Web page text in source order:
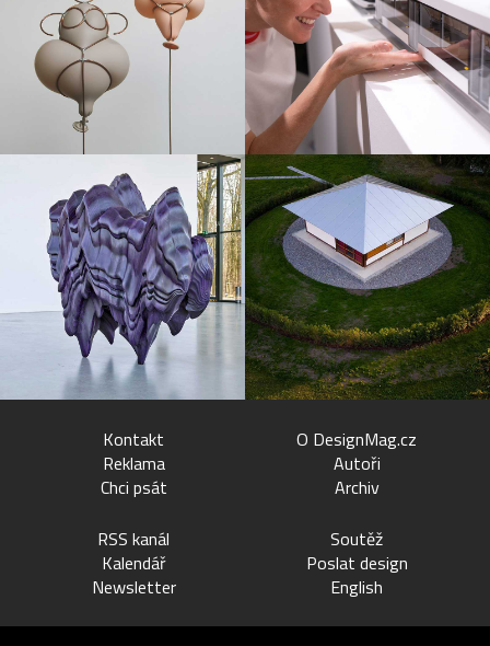
Kontakt
Reklama
Chci psát
O DesignMag.cz
Autoři
Archiv
RSS kanál
Kalendář
Newsletter
Soutěž
Poslat design
English